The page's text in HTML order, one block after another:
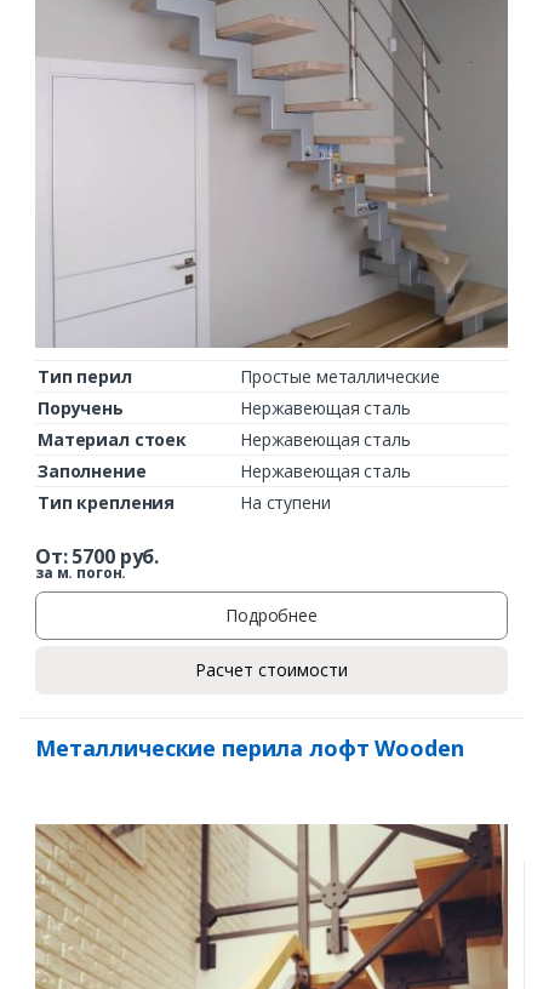
Тип перил
Простые металлические
Поручень
Нержавеющая сталь
Материал стоек
Нержавеющая сталь
Заполнение
Нержавеющая сталь
Тип крепления
На ступени
От:5700руб.
за м. погон.
Подробнее
Расчет стоимости
Металлические перила лофт Wooden